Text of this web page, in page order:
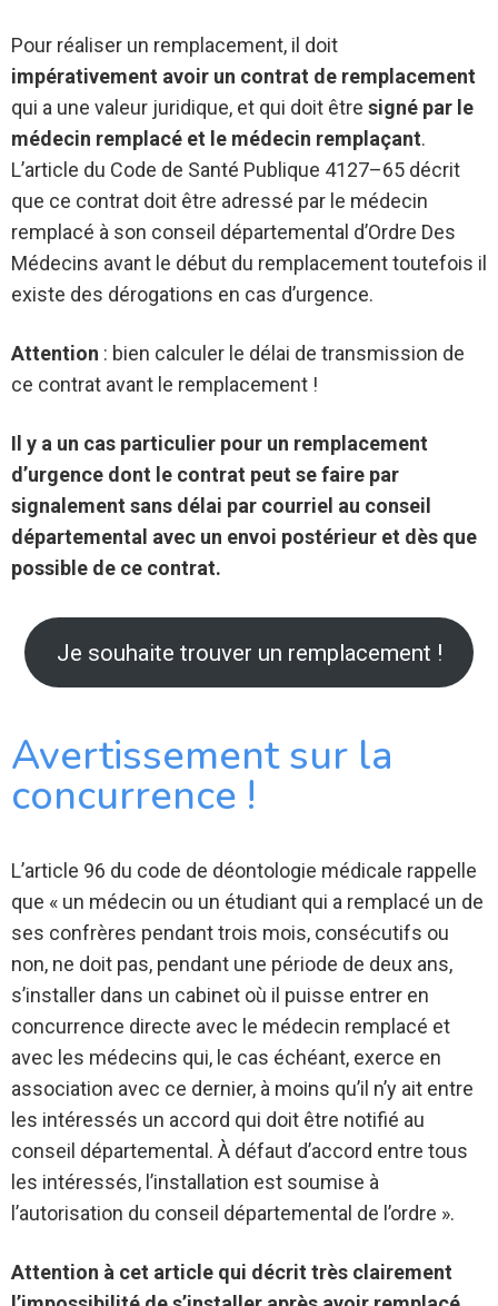
Pour réaliser un remplacement, il doit
impérativement avoir un contrat de remplacement
qui a une valeur juridique, et qui doit être signé par le
médecin remplacé et le médecin remplaçant.
L’article du Code de Santé Publique 4127–65 décrit
que ce contrat doit être adressé par le médecin
remplacé à son conseil départemental d’Ordre Des
Médecins avant le début du remplacement toutefois il
existe des dérogations en cas d’urgence.
Attention : bien calculer le délai de transmission de
ce contrat avant le remplacement !
Il y a un cas particulier pour un remplacement
d’urgence dont le contrat peut se faire par
signalement sans délai par courriel au conseil
départemental avec un envoi postérieur et dès que
possible de ce contrat.
Je souhaite trouver un remplacement !
Avertissement sur la
concurrence !
L’article 96 du code de déontologie médicale rappelle
que « un médecin ou un étudiant qui a remplacé un de
ses confrères pendant trois mois, consécutifs ou
non, ne doit pas, pendant une période de deux ans,
s’installer dans un cabinet où il puisse entrer en
concurrence directe avec le médecin remplacé et
avec les médecins qui, le cas échéant, exerce en
association avec ce dernier, à moins qu’il n’y ait entre
les intéressés un accord qui doit être notifié au
conseil départemental. À défaut d’accord entre tous
les intéressés, l’installation est soumise à
l’autorisation du conseil départemental de l’ordre ».
Attention à cet article qui décrit très clairement